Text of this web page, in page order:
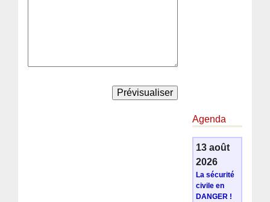
Agenda
13 août
2026
La sécurité
civile en
DANGER !